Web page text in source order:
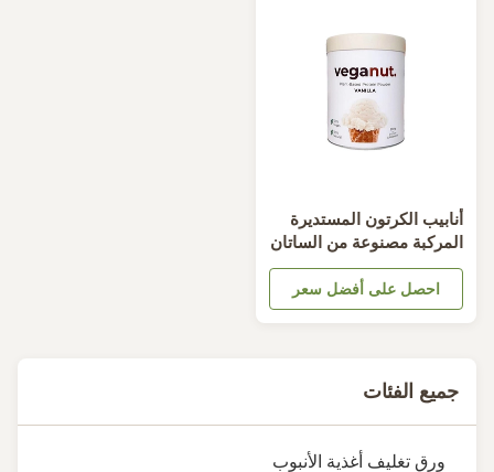
الكرتون المستديرة
مصنوعة من الساتان
للتحلل الحيوي
احصل على أفضل سعر
جميع الفئات
ورق تغليف أغذية الأنبوب